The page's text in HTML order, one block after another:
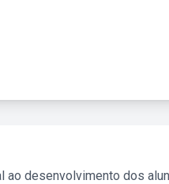
ao desenvolvimento dos